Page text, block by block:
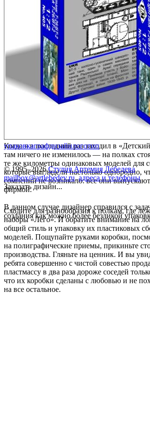
Когда я в последний раз заходил в
там ничего не изменилось — на полках
те же километры одинаковых моделей для
которые выглядели настолько однородно,
сомнений не возникало: все они
фирмой.
В данном случае дизайнер справился с
создания как можно более безликой
Сходите для разнообразия к полкам, где
наборы «Лего». И обратите внимание на
общий стиль и упаковку их пластиковых
моделей. Пощупайте руками коробки,
на полиграфические приемы, прикиньте
производства. Гляньте на ценник. И вы
ребята совершенно с чистой совестью
пластмассу в два раза дороже соседей
что их коробки сделаны с любовью и не
на все остальное.
упаковкаграфдизайнлоготип
© 1995–2026 Студия Артемия Лебедева
mailbox@artlebedev.ru, адреса и телефоны
Заказать дизайн...